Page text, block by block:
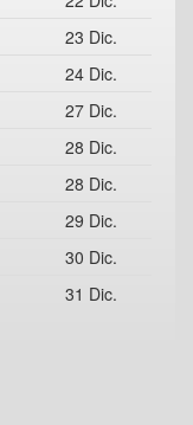
23 Dic.
24 Dic.
27 Dic.
28 Dic.
28 Dic.
29 Dic.
30 Dic.
31 Dic.